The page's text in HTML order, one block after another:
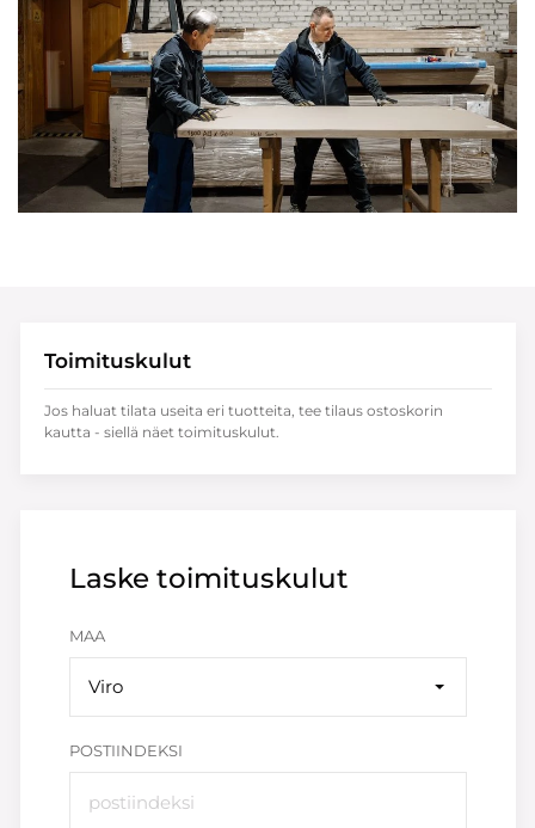
Laske toimituskulut
MAA
Viro
POSTIINDEKSI
Toimituskulut
Jos haluat tilata useita eri tuotteita, tee tilaus ostoskorin
kautta - siellä näet toimituskulut.